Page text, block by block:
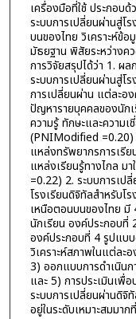
เครื่องมือที่ใช้ ประกอ
ระบบการเปลี่ยนผ่านสู่โ
บนของไทย วิเคราะห์ข้อ
มัธยฐาน พิสัยระหว่างค
การวิจัยสรุปได้ว่า 1. ผ
ระบบการเปลี่ยนผ่านสู่โ
การเปลี่ยนผ่าน แต่ละอ
ปัญหารายบุคคลของนั
ความรู้ ทักษะและความเ
(PNIModified =0.20)
แหล่งทรัพยากรการเรี
แหล่งเรียนรู้ทางไกล ม
=0.22) 2. ระบบการเป
โรงเรียนดิจิทัลสำหรับโ
เหนือตอนบนของไทย มี
นักเรียน องค์ประกอบที่
องค์ประกอบที่ 4 รูปแบ
วิเคราะห์สภาพในแต่ล
3) ออกแบบการดำเนิน
และ 5) การประเมินเพื่
ระบบการเปลี่ยนผ่านดิ
อยู่ในระดับเหมาะสมมาก